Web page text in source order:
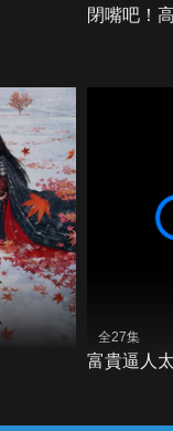
閉嘴吧！
全27集
富貴逼人